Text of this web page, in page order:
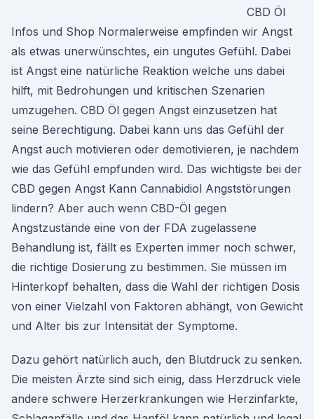
CBD Öl
Infos und Shop Normalerweise empfinden wir Angst
als etwas unerwünschtes, ein ungutes Gefühl. Dabei
ist Angst eine natürliche Reaktion welche uns dabei
hilft, mit Bedrohungen und kritischen Szenarien
umzugehen. CBD Öl gegen Angst einzusetzen hat
seine Berechtigung. Dabei kann uns das Gefühl der
Angst auch motivieren oder demotivieren, je nachdem
wie das Gefühl empfunden wird. Das wichtigste bei der
CBD gegen Angst Kann Cannabidiol Angststörungen
lindern? Aber auch wenn CBD-Öl gegen
Angstzustände eine von der FDA zugelassene
Behandlung ist, fällt es Experten immer noch schwer,
die richtige Dosierung zu bestimmen. Sie müssen im
Hinterkopf behalten, dass die Wahl der richtigen Dosis
von einer Vielzahl von Faktoren abhängt, von Gewicht
und Alter bis zur Intensität der Symptome.
Dazu gehört natürlich auch, den Blutdruck zu senken.
Die meisten Ärzte sind sich einig, dass Herzdruck viele
andere schwere Herzerkrankungen wie Herzinfarkte,